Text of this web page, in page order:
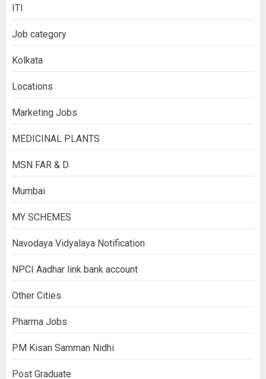
ITI
Job category
Kolkata
Locations
Marketing Jobs
MEDICINAL PLANTS
MSN FAR & D
Mumbai
MY SCHEMES
Navodaya Vidyalaya Notification
NPCI Aadhar link bank account
Other Cities
Pharma Jobs
PM Kisan Samman Nidhi
Post Graduate